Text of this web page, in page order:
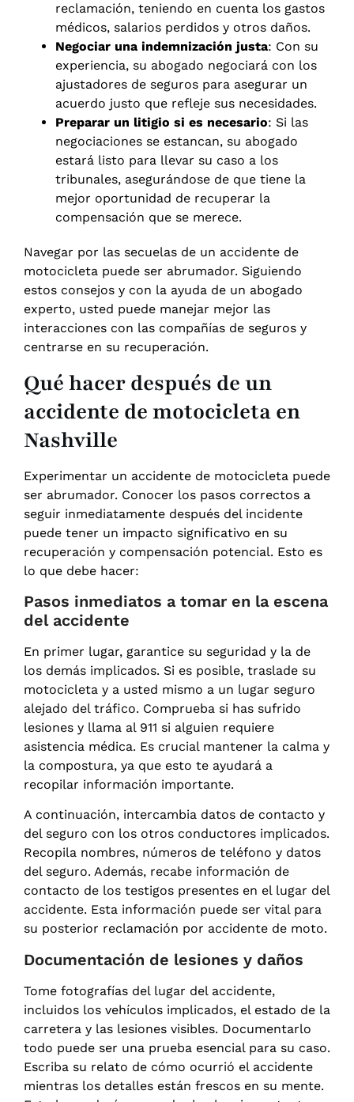
reclamación, teniendo en cuenta los gastos
médicos, salarios perdidos y otros daños.
Negociar una indemnización justa: Con su
experiencia, su abogado negociará con los
ajustadores de seguros para asegurar un
acuerdo justo que refleje sus necesidades.
Preparar un litigio si es necesario: Si las
negociaciones se estancan, su abogado
estará listo para llevar su caso a los
tribunales, asegurándose de que tiene la
mejor oportunidad de recuperar la
compensación que se merece.
Navegar por las secuelas de un accidente de
motocicleta puede ser abrumador. Siguiendo
estos consejos y con la ayuda de un abogado
experto, usted puede manejar mejor las
interacciones con las compañías de seguros y
centrarse en su recuperación.
Qué hacer después de un
accidente de motocicleta en
Nashville
Experimentar un accidente de motocicleta puede
ser abrumador. Conocer los pasos correctos a
seguir inmediatamente después del incidente
puede tener un impacto significativo en su
recuperación y compensación potencial. Esto es
lo que debe hacer:
Pasos inmediatos a tomar en la escena
del accidente
En primer lugar, garantice su seguridad y la de
los demás implicados. Si es posible, traslade su
motocicleta y a usted mismo a un lugar seguro
alejado del tráfico. Comprueba si has sufrido
lesiones y llama al 911 si alguien requiere
asistencia médica. Es crucial mantener la calma y
la compostura, ya que esto te ayudará a
recopilar información importante.
A continuación, intercambia datos de contacto y
del seguro con los otros conductores implicados.
Recopila nombres, números de teléfono y datos
del seguro. Además, recabe información de
contacto de los testigos presentes en el lugar del
accidente. Esta información puede ser vital para
su posterior reclamación por accidente de moto.
Documentación de lesiones y daños
Tome fotografías del lugar del accidente,
incluidos los vehículos implicados, el estado de la
carretera y las lesiones visibles. Documentarlo
todo puede ser una prueba esencial para su caso.
Escriba su relato de cómo ocurrió el accidente
mientras los detalles están frescos en su mente.